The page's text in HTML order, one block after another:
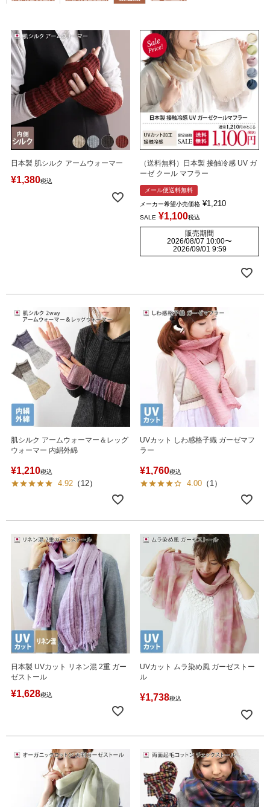
日本製 肌シルク アームウォーマー
¥1,380税込
（送料無料）日本製 接触冷感 UV ガ
ーゼ クール マフラー
メール便送料無料
メーカー希望小売価格 ¥1,210
SALE ¥1,100税込
販売期間
2026/08/07 10:00〜
2026/09/01 9:59
肌シルク アームウォーマー＆レッグ
ウォーマー 内絹外綿
¥1,210税込
4.92 （ 12）
UVカット しわ感格子織 ガーゼマフ
ラー
¥1,760税込
4.00 （ 1 ）
日本製 UVカット リネン混 2重 ガー
ゼストール
¥1,628税込
UVカット ムラ染め風 ガーゼストー
ル
¥1,738税込